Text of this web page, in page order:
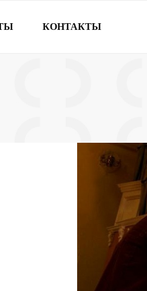
КОНТАКТЫ